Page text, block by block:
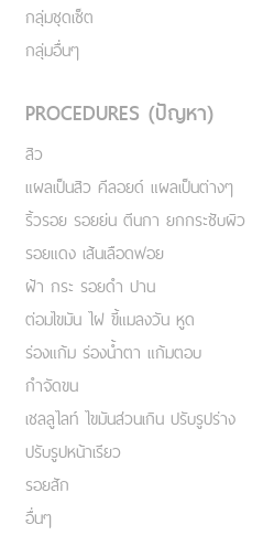
กลุ่มชุดเซ็ต
กลุ่มอื่นๆ
PROCEDURES (ปัญหา)
สิว
แผลเป็นสิว คีลอยด์ แผลเป็นต่างๆ
ริ้วรอย รอยย่น ตีนกา ยกกระชับผิว
รอยแดง เส้นเลือดฟอย
ฝ้า กระ รอยดำ ปาน
ต่อมไขมัน ไฝ ขี้แมลงวัน หูด
ร่องแก้ม ร่องน้ำตา แก้มตอบ
กำจัดขน
เชลลูไลท์ ไขมันส่วนเกิน ปรับรูปร่าง
ปรับรูปหน้าเรียว
รอยสัก
อื่นๆ